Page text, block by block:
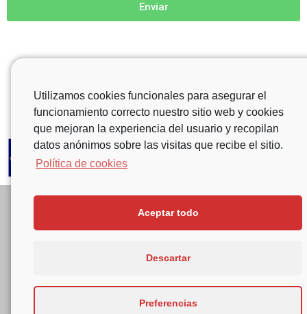
Enviar
Aviso legal
Utilizamos cookies funcionales para asegurar el
funcionamiento correcto nuestro sitio web y cookies
que mejoran la experiencia del usuario y recopilan
datos anónimos sobre las visitas que recibe el sitio.
Política de cookies
Aceptar todo
Descartar
Preferencias